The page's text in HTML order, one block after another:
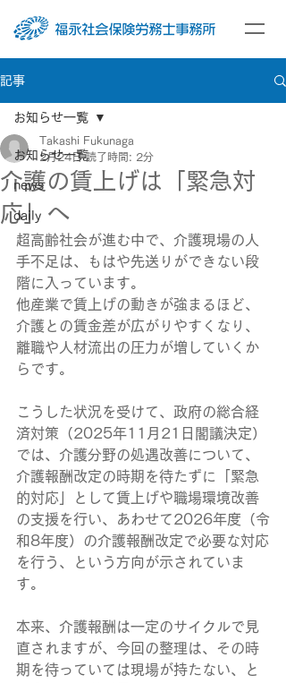
記事
お知らせ一覧
news
daily
お知らせ一覧
介護の賃上げは「緊急対
応」へ
Takashi Fukunaga
2月24日 読了時間: 2分
超高齢社会が進む中で、介護現場の人
手不足は、もはや先送りができない段
階に入っています。
他産業で賃上げの動きが強まるほど、
介護との賃金差が広がりやすくなり、
離職や人材流出の圧力が増していくか
らです。
こうした状況を受けて、政府の総合経
済対策（2025年11月21日閣議決定）
では、介護分野の処遇改善について、
介護報酬改定の時期を待たずに「緊急
的対応」として賃上げや職場環境改善
の支援を行い、あわせて2026年度（令
和8年度）の介護報酬改定で必要な対応
を行う、という方向が示されていま
す。
本来、介護報酬は一定のサイクルで見
直されますが、今回の整理は、その時
期を待っていては現場が持たない、と